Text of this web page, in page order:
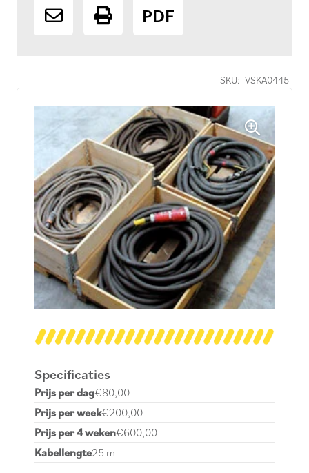
SKU: VSKA0445
Specificaties
Prijs per dag€80,00
Prijs per week€200,00
Prijs per 4 weken€600,00
Kabellengte25 m
PDF